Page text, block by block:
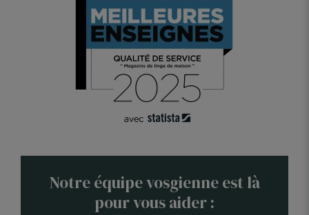
Notre équipe vosgienne est là
pour vous aider :